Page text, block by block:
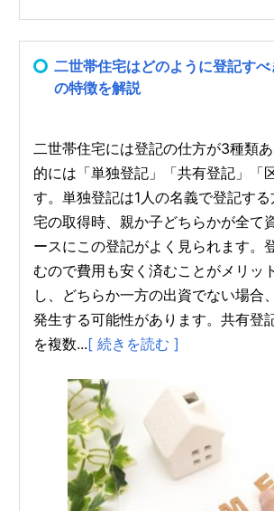
二世帯住宅はどのように登記すべ
の特徴を解説
二世帯住宅には登記の仕方が3種類
的には「単独登記」「共有登記」「
す。単独登記は1人の名義で登記す
宅の取得時、親か子どちらかが全て
ースにこの登記がよく見られます。
むので費用も安く済むことがメリッ
し、どちらか一方の出資でない場合
発生する可能性があります。共有登
を複数...[ 続きを読む ]